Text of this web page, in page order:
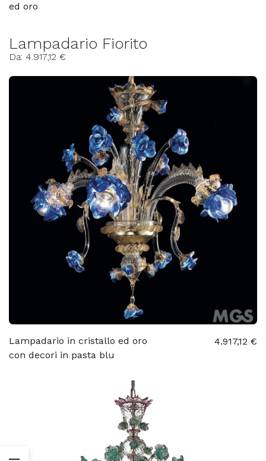
ed oro
Lampadario Fiorito
Da: 4.917,12 €
Lampadario in cristallo ed oro
con decori in pasta blu
4.917,12 €